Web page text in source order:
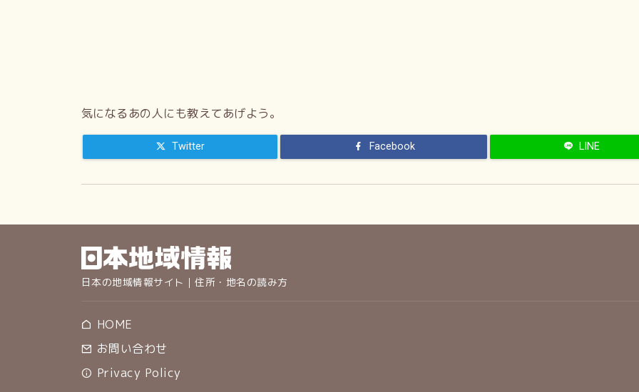
気になるあの人にも教えてあげよう。
Twitter Facebook LINE
日本の地域情報サイト｜住所・地名の読み方
HOME
お問い合わせ
Privacy Policy